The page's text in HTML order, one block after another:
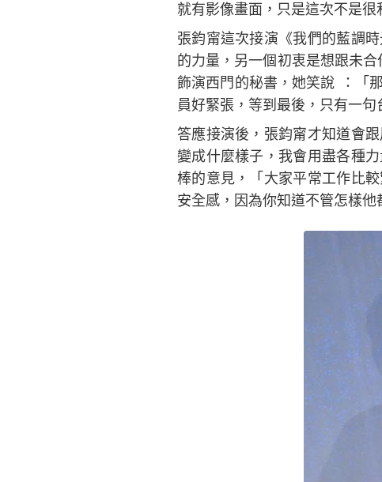
就有影像畫面，只是這次不是很
張鈞甯這次接演《我們的藍調
的力量，另一個初衷是想跟未
飾演西門的秘書，她笑說 ：「
員好緊張，等到最後，只有一句
答應接演後，張鈞甯才知道會
變成什麼樣子，我會用盡各種
棒的意見，「大家平常工作比
安全感，因為你知道不管怎樣他